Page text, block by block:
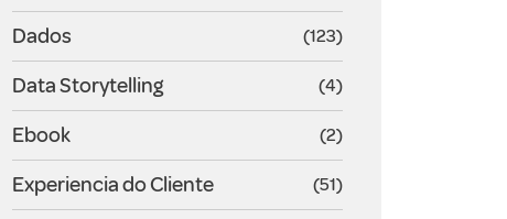
Dados (123)
Data Storytelling (4)
Ebook (2)
Experiencia do Cliente (51)